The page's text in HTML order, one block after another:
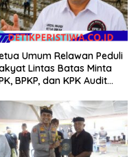
Umum Relawan Peduli
Lintas Batas Minta
BPKP, dan KPK Audit
Pascabanjir di